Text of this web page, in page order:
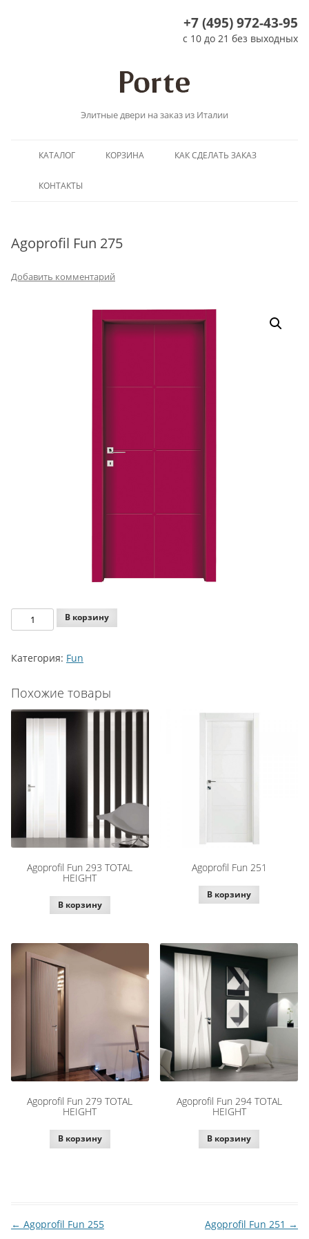
+7 (495) 972-43-95
с 10 до 21 без выходных
Элитные двери на заказ из Италии
КАТАЛОГ КОРЗИНА КАК СДЕЛАТЬ ЗАКАЗ
КОНТАКТЫ
Agoprofil Fun 275
Добавить комментарий
Количество
Agoprofil
275
В корзину
Категория: Fun
Похожие товары
Agoprofil Fun 293 TOTAL
HEIGHT
В корзину
Agoprofil Fun 251
В корзину
Agoprofil Fun 279 TOTAL
HEIGHT
В корзину
Agoprofil Fun 294 TOTAL
HEIGHT
В корзину
← Agoprofil Fun 255 Agoprofil Fun 251 →